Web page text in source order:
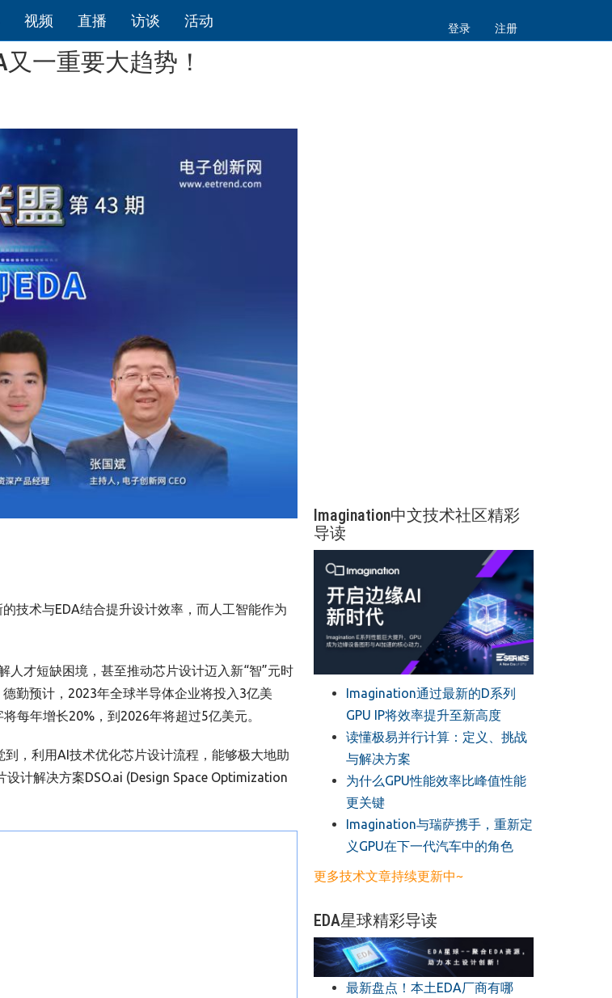
视频 直播 访谈 活动 登录 注册
一重要大趋势！
技术与EDA结合提升设计效率，而人工智能作为
人才短缺困境，甚至推动芯片设计迈入新“智”元时
勤预计，2023年全球半导体企业将投入3亿美
每年增长20%，到2026年将超过5亿美元。
，利用AI技术优化芯片设计流程，能够极大地助
计解决方案DSO.ai (Design Space Optimization
Imagination中文技术社区精彩
导读
Imagination通过最新的D系列
GPU IP将效率提升至新高度
读懂极易并行计算：定义、挑战
与解决方案
​为什么GPU性能效率比峰值性能
更关键
​Imagination与瑞萨携手，重新定
义GPU在下一代汽车中的角色
更多技术文章持续更新中~
EDA星球精彩导读
最新盘点！本土EDA厂商有哪